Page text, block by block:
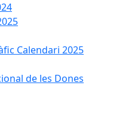
Calendari 2025
de les Dones